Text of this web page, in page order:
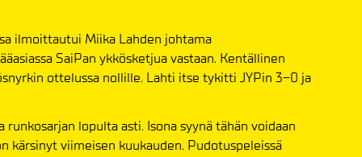
ilmoittautui Miika Lahden johtama
SaiPan ykkösketjua vastaan. Kentällinen
ottelussa nollille. Lahti itse tykitti JYPin 3–0 ja
lopulta asti. Isona syynä tähän voidaan
kärsinyt viimeisen kuukauden. Pudotuspeleissä